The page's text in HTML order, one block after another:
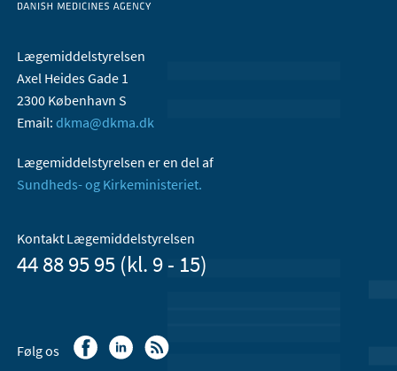
Lægemiddelstyrelsen
Axel Heides Gade 1
2300 København S
Email: dkma@dkma.dk
Lægemiddelstyrelsen er en del af
Sundheds- og Kirkeministeriet.
Kontakt Lægemiddelstyrelsen
44 88 95 95 (kl. 9 - 15)
Følg os